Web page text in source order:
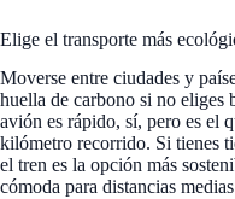
Elige el transporte más
Moverse entre ciudades y
huella de carbono si no eliges
avión es rápido, sí, pero es el
kilómetro recorrido. Si tienes
el tren es la opción más
cómoda para distancias